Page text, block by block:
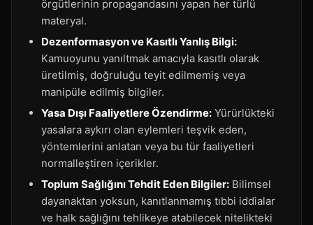
örgütlerinin propagandasını yapan her türlü
materyal.
Dezenformasyon ve Kasıtlı Yanlış Bilgi:
Kamuoyunu yanıltmak amacıyla kasıtlı olarak
üretilmiş, doğruluğu teyit edilmemiş veya
manipüle edilmiş bilgiler.
Yasa Dışı Faaliyetlere Özendirme: Yürürlükteki
yasalara aykırı olan eylemleri teşvik eden,
yöntemlerini anlatan veya bu tür faaliyetleri
normalleştiren içerikler.
Toplum Sağlığını Tehdit Eden Bilgiler: Bilimsel
dayanaktan yoksun, kanıtlanmamış tıbbi iddialar
ve halk sağlığını tehlikeye atabilecek nitelikteki